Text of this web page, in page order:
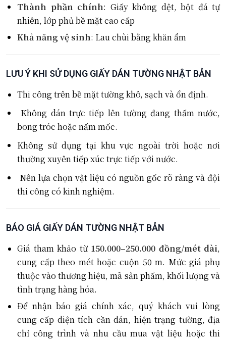
Thành phần chính: Giấy không dệt, bột đá tự
nhiên, lớp phủ bề mặt cao cấp
Khả năng vệ sinh: Lau chùi bằng khăn ẩm
LƯU Ý KHI SỬ DỤNG GIẤY DÁN TƯỜNG NHẬT BẢN
Thi công trên bề mặt tường khô, sạch và ổn định.
Không dán trực tiếp lên tường đang thấm nước,
bong tróc hoặc nấm mốc.
Không sử dụng tại khu vực ngoài trời hoặc nơi
thường xuyên tiếp xúc trực tiếp với nước.
Nên lựa chọn vật liệu có nguồn gốc rõ ràng và đội
thi công có kinh nghiệm.
BÁO GIÁ GIẤY DÁN TƯỜNG NHẬT BẢN
Giá tham khảo từ 150.000–250.000 đồng/mét dài,
cung cấp theo mét hoặc cuộn 50 m. Mức giá phụ
thuộc vào thương hiệu, mã sản phẩm, khối lượng và
tình trạng hàng hóa.
Để nhận báo giá chính xác, quý khách vui lòng
cung cấp diện tích cần dán, hiện trạng tường, địa
chỉ công trình và nhu cầu mua vật liệu hoặc thi